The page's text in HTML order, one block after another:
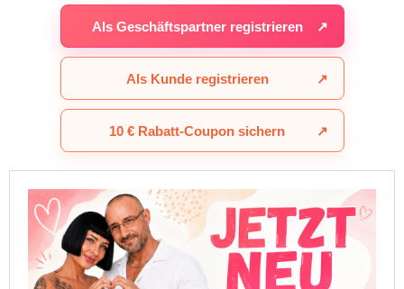
Als Geschäftspartner registrieren ↗
Als Kunde registrieren ↗
10 € Rabatt-Coupon sichern ↗